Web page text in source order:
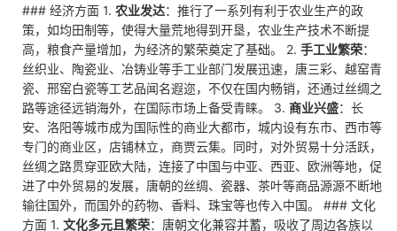
### 经济方面 1. 农业发达：推行了一系列有利于农业生产的政
策，如均田制等，使得大量荒地得到开垦，农业生产技术不断提
高，粮食产量增加，为经济的繁荣奠定了基础。 2. 手工业繁荣：
丝织业、陶瓷业、冶铸业等手工业部门发展迅速，唐三彩、越窑青
瓷、邢窑白瓷等工艺品闻名遐迩，不仅在国内畅销，还通过丝绸之
路等途径远销海外，在国际市场上备受青睐。 3. 商业兴盛：长
安、洛阳等城市成为国际性的商业大都市，城内设有东市、西市等
专门的商业区，店铺林立，商贾云集。同时，对外贸易十分活跃，
丝绸之路贯穿亚欧大陆，连接了中国与中亚、西亚、欧洲等地，促
进了中外贸易的发展，唐朝的丝绸、瓷器、茶叶等商品源源不断地
输往国外，而国外的药物、香料、珠宝等也传入中国。 ### 文化
方面 1. 文化多元且繁荣：唐朝文化兼容并蓄，吸收了周边各族以